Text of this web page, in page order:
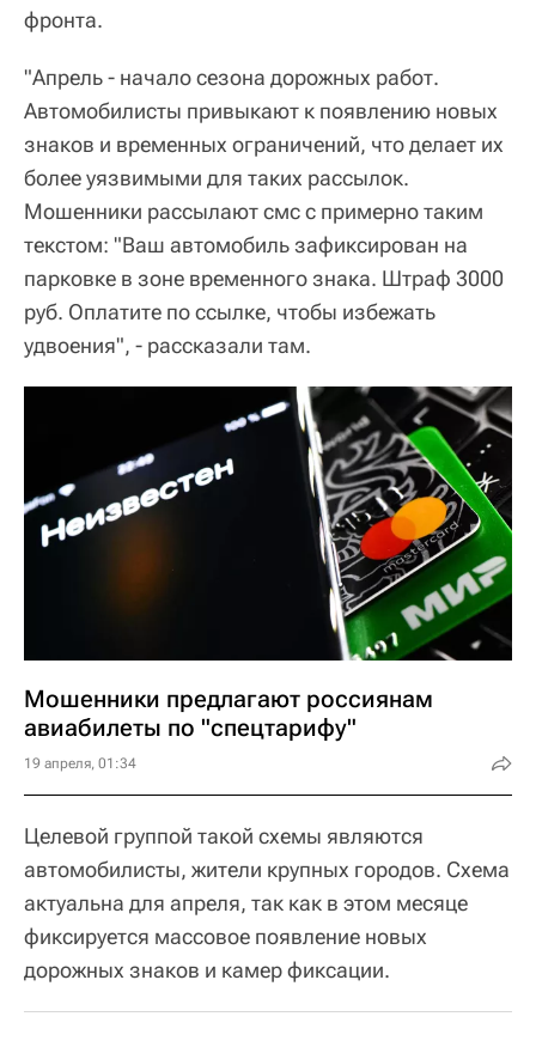
фронта.
"Апрель - начало сезона дорожных работ.
Автомобилисты привыкают к появлению новых
знаков и временных ограничений, что делает их
более уязвимыми для таких рассылок.
Мошенники рассылают смс с примерно таким
текстом: "Ваш автомобиль зафиксирован на
парковке в зоне временного знака. Штраф 3000
руб. Оплатите по ссылке, чтобы избежать
удвоения", - рассказали там.
Мошенники предлагают россиянам
авиабилеты по "спецтарифу"
19 апреля, 01:34
Целевой группой такой схемы являются
автомобилисты, жители крупных городов. Схема
актуальна для апреля, так как в этом месяце
фиксируется массовое появление новых
дорожных знаков и камер фиксации.